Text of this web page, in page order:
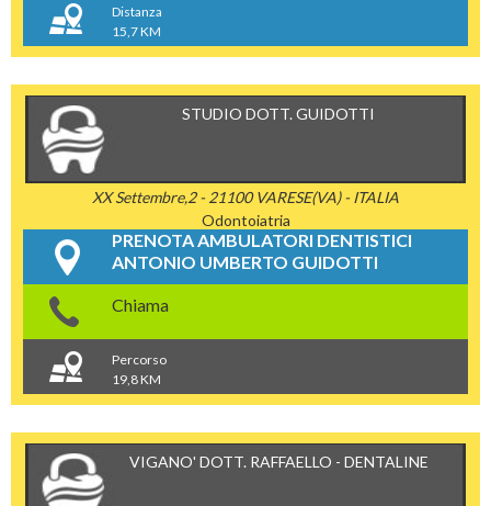
Distanza
15,7 KM
STUDIO DOTT. GUIDOTTI
XX Settembre,2 - 21100 VARESE(VA) - ITALIA
Odontoiatria
PRENOTA AMBULATORI DENTISTICI
ANTONIO UMBERTO GUIDOTTI
Chiama
Percorso
19,8 KM
VIGANO' DOTT. RAFFAELLO - DENTALINE